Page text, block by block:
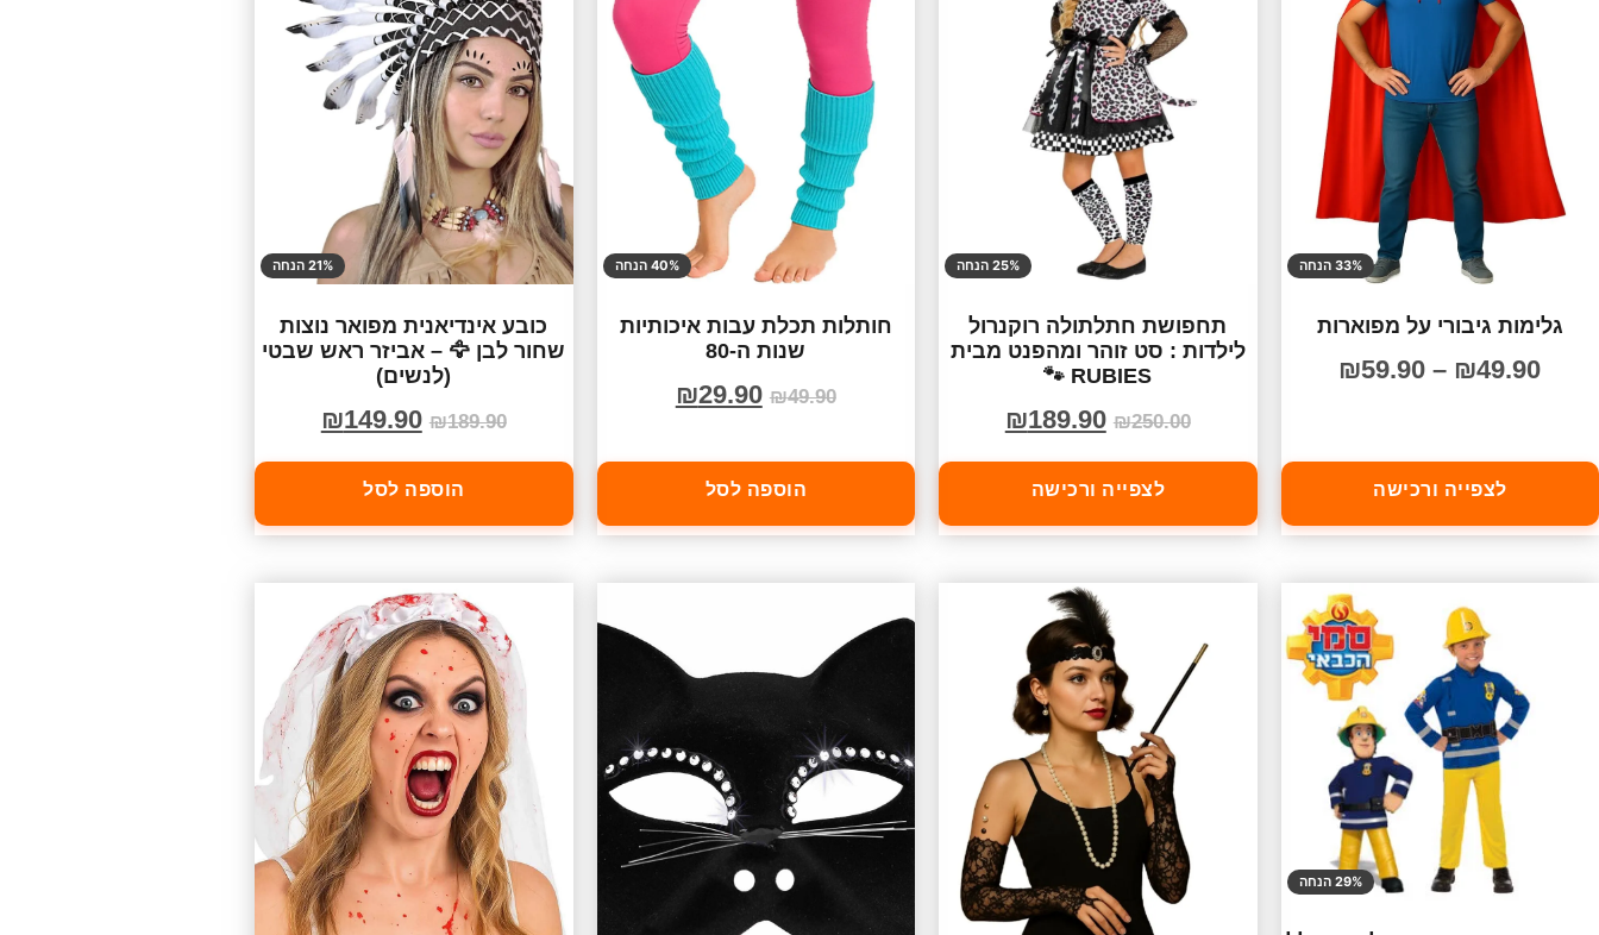
33% הנחה
גלימות גיבורי על מפוארות
₪49.90
–
₪59.90
לצפייה ורכישה
25% הנחה
תחפושת חתלתולה רוקנרול
לילדות : סט זוהר ומהפנט מבית
RUBIES 🐾
₪250.00
₪189.90
לצפייה ורכישה
40% הנחה
חותלות תכלת עבות איכותיות
שנות ה-80
₪49.90
₪29.90
הוספה לסל
21% הנחה
כובע אינדיאנית מפואר נוצות
שחור לבן 🦅 – אביזר ראש שבטי
(לנשים)
₪189.90
₪149.90
הוספה לסל
29% הנחה